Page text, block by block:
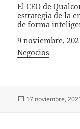
El CEO de
estrategia de la
de forma
Fecha
9 noviembre,
In relation to
Negocios
Publicado
17 noviembre,